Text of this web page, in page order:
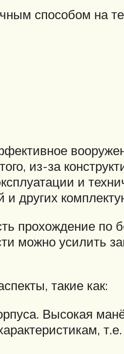
способом на
из-за
и
и других
прохождение по
можно усилить
такие как:
Высокая
т.е.